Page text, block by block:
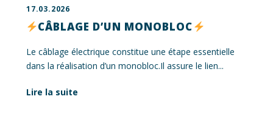
17.03.2026
CÂBLAGE D’UN MONOBLOC
Le câblage électrique constitue une étape essentielle
dans la réalisation d’un monobloc.Il assure le lien...
Lire la suite